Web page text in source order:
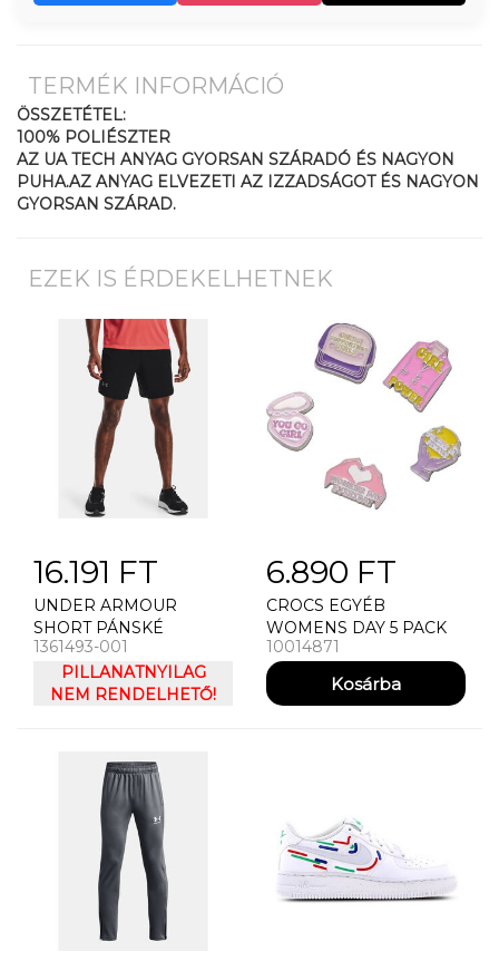
TERMÉK INFORMÁCIÓ
ÖSSZETÉTEL:
100% POLIÉSZTER
AZ UA TECH ANYAG GYORSAN SZÁRADÓ ÉS NAGYON
PUHA.AZ ANYAG ELVEZETI AZ IZZADSÁGOT ÉS NAGYON
GYORSAN SZÁRAD.
EZEK IS ÉRDEKELHETNEK
16.191 FT
UNDER ARMOUR
SHORT PÁNSKÉ
KRAASY UNDER
ARMOUR LAUNCH SW
7'' SHORT
1361493-001
PILLANATNYILAG
NEM RENDELHETŐ!
6.890 FT
CROCS EGYÉB
WOMENS DAY 5 PACK
10014871